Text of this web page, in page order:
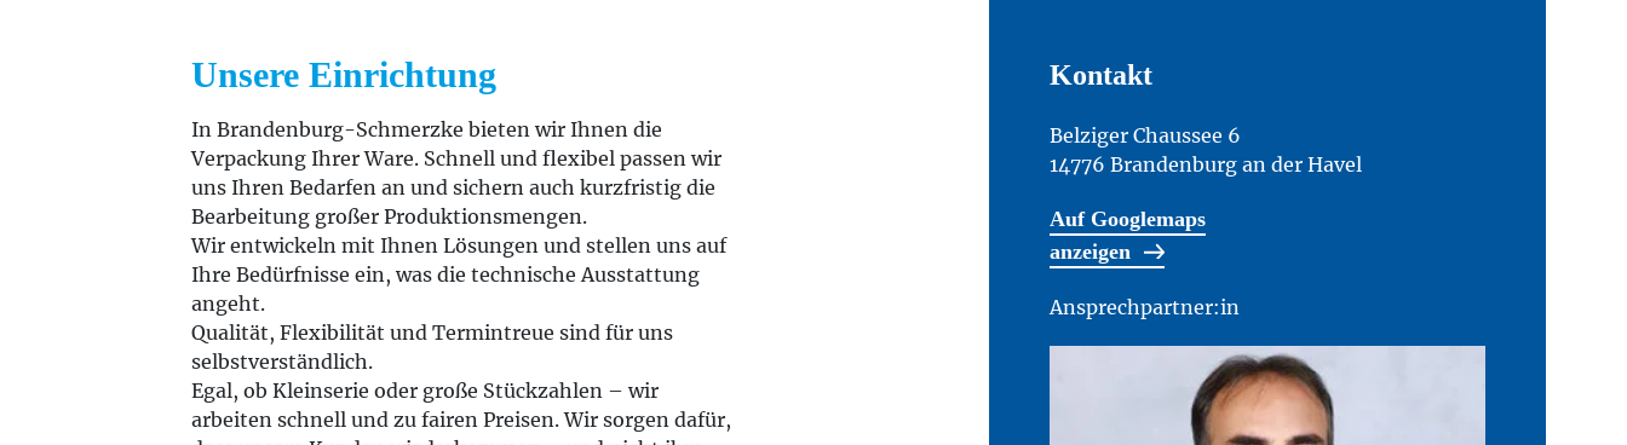
Unsere Einrichtung
In Brandenburg-Schmerzke bieten wir Ihnen die
Verpackung Ihrer Ware. Schnell und flexibel passen wir
uns Ihren Bedarfen an und sichern auch kurzfristig die
Bearbeitung großer Produktionsmengen.
Wir entwickeln mit Ihnen Lösungen und stellen uns auf
Ihre Bedürfnisse ein, was die technische Ausstattung
angeht.
Qualität, Flexibilität und Termintreue sind für uns
selbstverständlich.
Egal, ob Kleinserie oder große Stückzahlen – wir
arbeiten schnell und zu fairen Preisen. Wir sorgen dafür,
Kontakt
Belziger Chaussee 6
14776 Brandenburg an der Havel
Auf Googlemaps
anzeigen
Ansprechpartner:in